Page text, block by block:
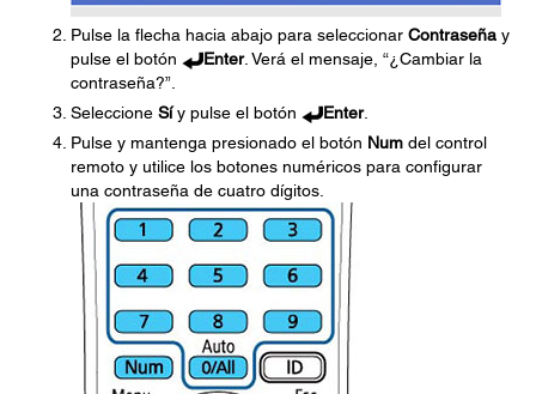
Pulse la flecha hacia abajo para seleccionar Contraseña y
pulse el botón
Enter. Verá el mensaje, “¿Cambiar la
contraseña?”.
Seleccione Síy pulse el botón Enter.
Pulse y mantenga presionado el botón Num del control
remoto y utilice los botones numéricos para configurar
una contraseña de cuatro dígitos.